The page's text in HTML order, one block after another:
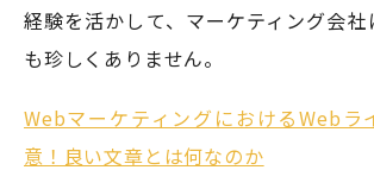
経験を活かして、マーケティング会社
も珍しくありません。
WebマーケティングにおけるWebラ
意！良い文章とは何なのか